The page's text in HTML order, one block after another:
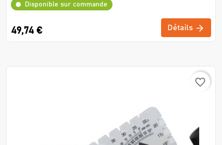
Disponible sur commande
49,74 € Détails
favorite_border